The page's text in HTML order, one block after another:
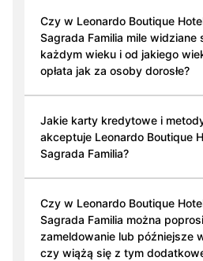
Czy w Leonardo Boutique
Sagrada Familia mile widziane
każdym wieku i od jakiego
opłata jak za osoby dorosłe?
Jakie karty kredytowe i
akceptuje Leonardo Boutique
Sagrada Familia?
Czy w Leonardo Boutique
Sagrada Familia można
zameldowanie lub późniejsze
czy wiążą się z tym